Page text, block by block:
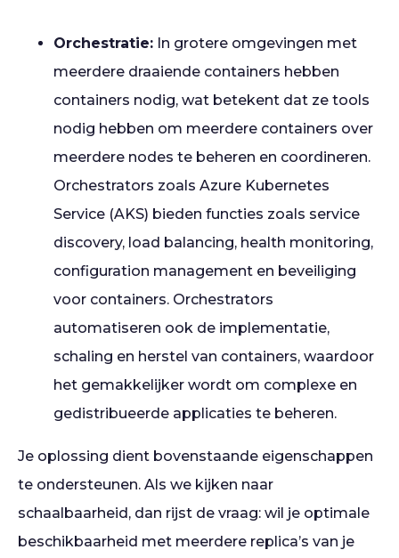
Orchestratie: In grotere omgevingen met
meerdere draaiende containers hebben
containers nodig, wat betekent dat ze tools
nodig hebben om meerdere containers over
meerdere nodes te beheren en coordineren.
Orchestrators zoals Azure Kubernetes
Service (AKS) bieden functies zoals service
discovery, load balancing, health monitoring,
configuration management en beveiliging
voor containers. Orchestrators
automatiseren ook de implementatie,
schaling en herstel van containers, waardoor
het gemakkelijker wordt om complexe en
gedistribueerde applicaties te beheren.
Je oplossing dient bovenstaande eigenschappen
te ondersteunen. Als we kijken naar
schaalbaarheid, dan rijst de vraag: wil je optimale
beschikbaarheid met meerdere replica’s van je